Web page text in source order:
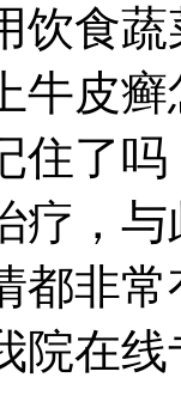
饮食
牛皮
住了
疗，
都非
院在